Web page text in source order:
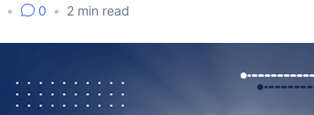
• 0 • 2 min read